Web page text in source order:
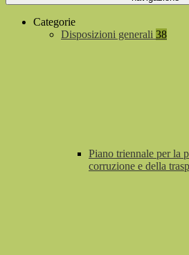
Categorie
Disposizioni generali 38
Piano triennale per la
corruzione e della